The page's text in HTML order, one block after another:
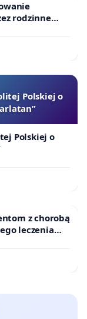
rodzinne
Polskiej o
Polskiej o
z chorobą
leczenia